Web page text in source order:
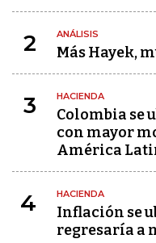
2 ANÁLISIS
Más Hayek,
3 HACIENDA
Colombia se
con mayor
América
4 HACIENDA
Inflación se
regresaría a